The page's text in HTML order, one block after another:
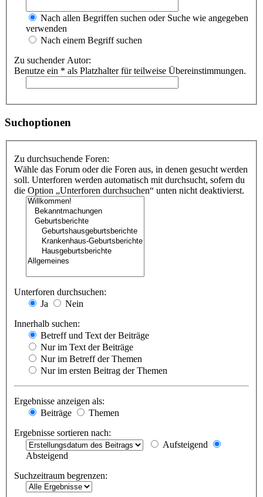
Nach allen Begriffen suchen oder Suche wie angegeben
verwenden
Nach einem Begriff suchen
Zu suchender Autor:
Benutze ein * als Platzhalter für teilweise Übereinstimmungen.
Suchoptionen
Zu durchsuchende Foren:
Wähle das Forum oder die Foren aus, in denen gesucht werden
soll. Unterforen werden automatisch mit durchsucht, sofern du
die Option „Unterforen durchsuchen“ unten nicht deaktivierst.
Unterforen durchsuchen:
Ja
Nein
Innerhalb suchen:
Betreff und Text der Beiträge
Nur im Text der Beiträge
Nur im Betreff der Themen
Nur im ersten Beitrag der Themen
Ergebnisse anzeigen als:
Beiträge
Themen
Ergebnisse sortieren nach:
Aufsteigend
Absteigend
Suchzeitraum begrenzen: